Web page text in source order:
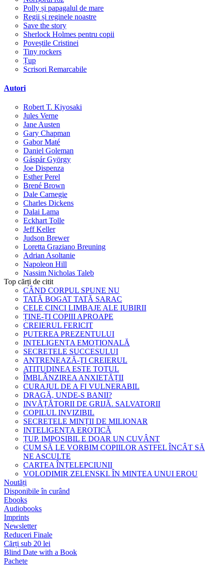
Polly și papagalul de mare
Regii și reginele noastre
Save the story
Sherlock Holmes pentru copii
Poveștile Cristinei
Tiny rockers
Țup
Scrisori Remarcabile
Autori
Robert T. Kiyosaki
Jules Verne
Jane Austen
Gary Chapman
Gabor Maté
Daniel Goleman
Gáspár György
Joe Dispenza
Esther Perel
Brené Brown
Dale Carnegie
Charles Dickens
Dalai Lama
Eckhart Tolle
Jeff Keller
Judson Brewer
Loretta Graziano Breuning
Adrian Asoltanie
Napoleon Hill
Nassim Nicholas Taleb
Top cărți de citit
CÂND CORPUL SPUNE NU
TATĂ BOGAT TATĂ SARAC
CELE CINCI LIMBAJE ALE IUBIRII
ȚINE-ȚI COPIII APROAPE
CREIERUL FERICIT
PUTEREA PREZENTULUI
INTELIGENȚA EMOȚIONALĂ
SECRETELE SUCCESULUI
ANTRENEAZĂ-ȚI CREIERUL
ATITUDINEA ESTE TOTUL
ÎMBLÂNZIREA ANXIETĂȚII
CURAJUL DE A FI VULNERABIL
DRAGĂ, UNDE-S BANII?
INVĂȚĂTORII DE GRIJĂ. SALVATORII
COPILUL INVIZIBIL
SECRETELE MINȚII DE MILIONAR
INTELIGENȚA EROTICĂ
ȚUP. IMPOSIBIL E DOAR UN CUVÂNT
CUM SĂ LE VORBIM COPIILOR ASTFEL ÎNCÂT SĂ
NE ASCULTE
CARTEA ÎNȚELEPCIUNII
VOLODIMIR ZELENSKI. ÎN MINTEA UNUI EROU
Noutăți
Disponibile în curând
Ebooks
Audiobooks
Imprints
Newsletter
Reduceri Finale
Cărți sub 20 lei
Blind Date with a Book
Pachete